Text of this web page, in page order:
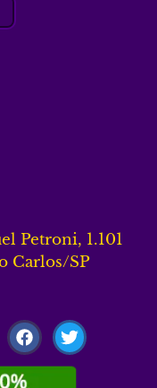
Petroni, 1.101
Carlos/SP